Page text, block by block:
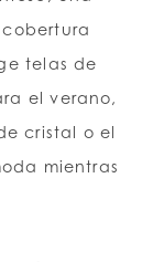
telas de
el verano,
cristal o el
mientras